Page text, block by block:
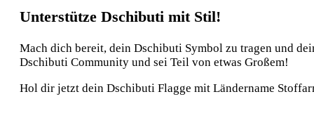
Unterstütze Dschibuti mit Stil!
Mach dich bereit, dein Dschibuti Symbol zu tragen und
Dschibuti Community und sei Teil von etwas Großem!
Hol dir jetzt dein Dschibuti Flagge mit Ländername